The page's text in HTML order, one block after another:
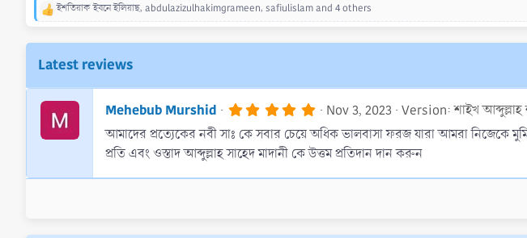
R
a
c
t
i
o
ইশতিয়াক ইবনে ইলিয়াছ, abdulazizulhakimgrameen, safiulislamand 4 others
Latest reviews
Mehebub Murshid 5
0
0
s
t
Nov 3, 2023 Version: শাইখ আব্দুল্লাহ
আমাদের প্রত্যেকের নবী সাঃ কে সবার চেয়ে অধিক ভালবাসা ফরজ যারা আমরা নিজেকে
প্রতি এবং ওস্তাদ আব্দুল্লাহ সাহেদ মাদানী কে উত্তম প্রতিদান দান করুন